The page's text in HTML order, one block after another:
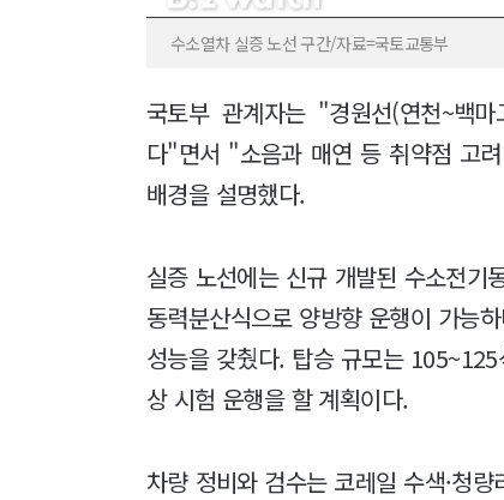
수소열차 실증 노선 구간/자료=국토교통부
국토부 관계자는 "경원선(연천~백
다"면서 "소음과 매연 등 취약점 고
배경을 설명했다.
실증 노선에는 신규 개발된 수소전기
동력분산식으로 양방향 운행이 가능
성능을 갖췄다. 탑승 규모는
상 시험 운행을 할 계획이다.
차량 정비와 검수는 코레일 수색·청